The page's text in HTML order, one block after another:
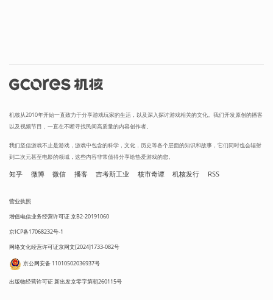
机核从2010年开始一直致力于分享游戏玩家的生活，以及深入探讨游戏相关的文化。我们开发原创的播客
以及视频节目，一直在不断寻找民间高质量的内容创作者。
我们坚信游戏不止是游戏，游戏中包含的科学，文化，历史等各个层面的知识和故事，它们同时也会辐射
到二次元甚至电影的领域，这些内容非常值得分享给热爱游戏的您。
知乎 微博 微信 播客 吉考斯工业 核市奇谭 机核发行 RSS
营业执照
增值电信业务经营许可证 京B2-20191060
京ICP备17068232号-1
网络文化经营许可证京网文[2024]1733-082号
京公网安备 11010502036937号
出版物经营许可证 新出发京零字第朝260115号